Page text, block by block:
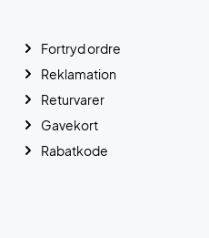
Fortryd ordre
Reklamation
Returvarer
Gavekort
Rabatkode